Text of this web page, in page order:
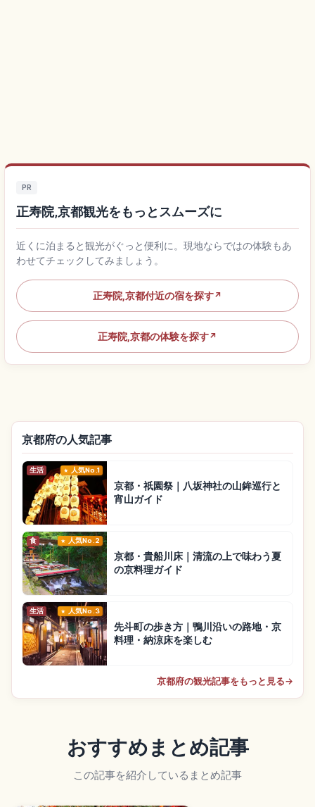
PR
正寿院,京都観光をもっとスムーズに
近くに泊まると観光がぐっと便利に。現地ならではの体験もあ
わせてチェックしてみましょう。
正寿院,京都付近の宿を探す↗
正寿院,京都の体験を探す↗
京都府の人気記事
生活 人気No.1
京都・祇園祭｜八坂神社の山鉾巡行と
宵山ガイド
食 人気No.2
京都・貴船川床｜清流の上で味わう夏
の京料理ガイド
生活 人気No.3
先斗町の歩き方｜鴨川沿いの路地・京
料理・納涼床を楽しむ
京都府の観光記事をもっと見る→
おすすめまとめ記事
この記事を紹介しているまとめ記事